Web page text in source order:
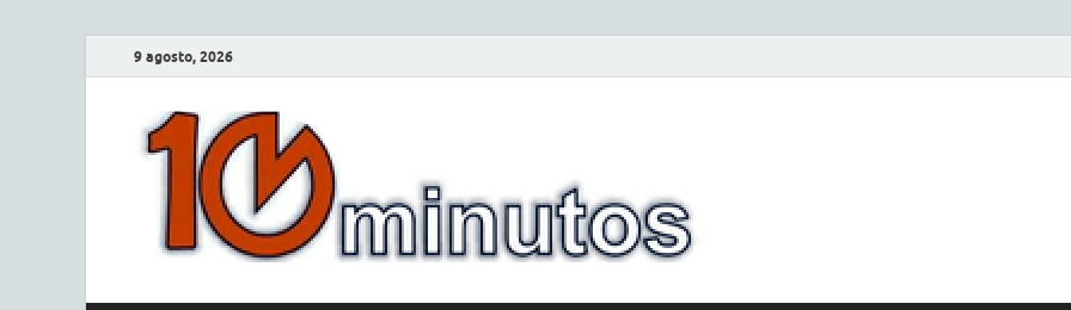
9 agosto, 2026